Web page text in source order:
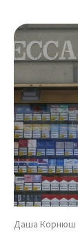
Даша Корнюш